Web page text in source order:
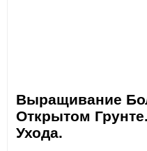
Выращивание
Открытом
Ухода.